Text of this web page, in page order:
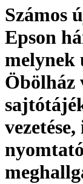
Számos
Epson
melynek
Öbölház